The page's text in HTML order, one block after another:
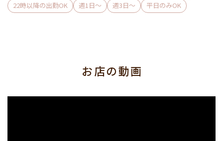
バンチはノルマや罰金は一切ありません！
だから働いた分の時給がしっかりお給料に反映◎
22時以降の出勤OK
週1日〜 週3日〜 平日のみOK
お店の動画